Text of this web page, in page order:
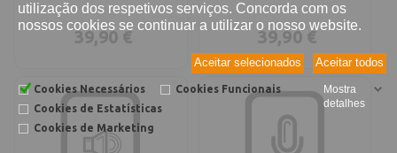
utilização dos respetivos serviços. Concorda com os
nossos cookies se continuar a utilizar o nosso website.
Aceitar todos
Aceitar selecionados
Cookies Necessários
Cookies Funcionais
Cookies de Estatísticas
Cookies de Marketing
Mostra
detalhes
39,90 € 39,90 €